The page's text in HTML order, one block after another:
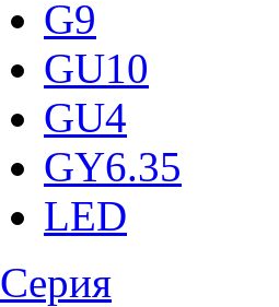
G9
GU10
GU4
GY6.35
LED
Серия